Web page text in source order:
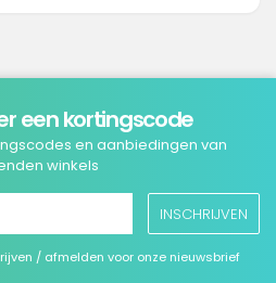
een kortingscode
en aanbiedingen van
winkels
INSCHRIJVEN
/ afmelden voor onze nieuwsbrief